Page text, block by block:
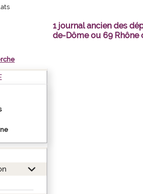
1 journal ancien des
de-Dôme ou 69 Rhône